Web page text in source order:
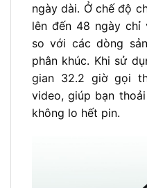
ngày dài. Ở chế độ
lên đến 48 ngày
so với các dòng
phân khúc. Khi sử
gian 32.2 giờ gọi
video, giúp bạn
không lo hết pin.